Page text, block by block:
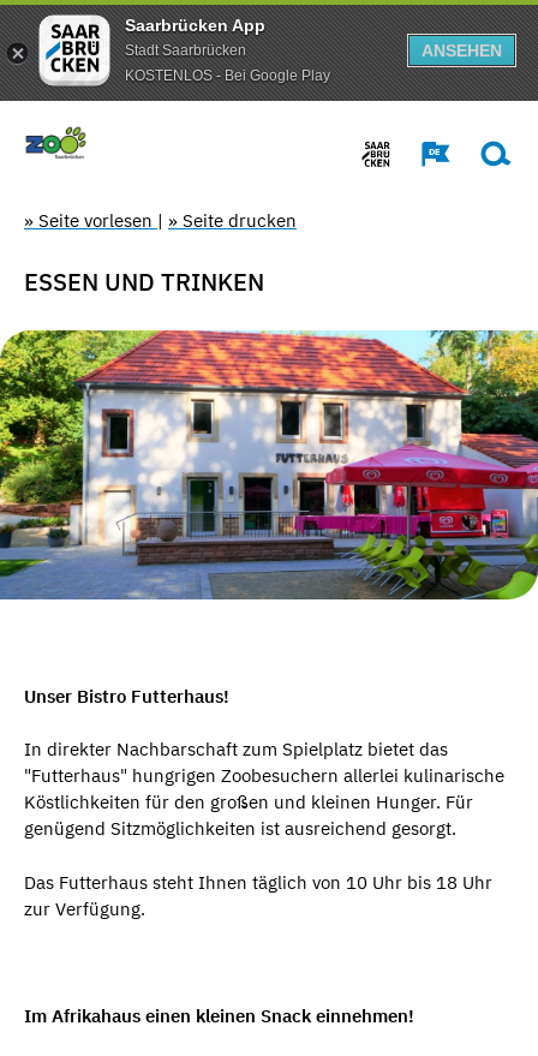
Saarbrücken App
Stadt Saarbrücken
KOSTENLOS - Bei Google Play
ANSEHEN
» Seite vorlesen | » Seite drucken
ESSEN UND TRINKEN
Unser Bistro Futterhaus!
In direkter Nachbarschaft zum Spielplatz bietet das
"Futterhaus" hungrigen Zoobesuchern allerlei kulinarische
Köstlichkeiten für den großen und kleinen Hunger. Für
genügend Sitzmöglichkeiten ist ausreichend gesorgt.
Das Futterhaus steht Ihnen täglich von 10 Uhr bis 18 Uhr
zur Verfügung.
Im Afrikahaus einen kleinen Snack einnehmen!